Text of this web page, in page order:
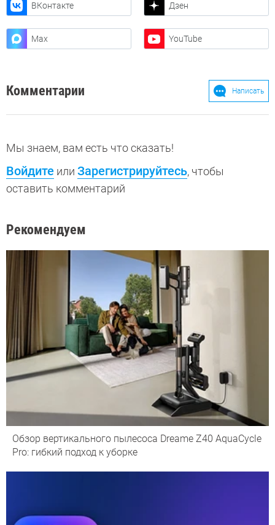
ВКонтакте Дзен
Max YouTube
Комментарии Написать
Мы знаем, вам есть что сказать!
Войдите или Зарегистрируйтесь, чтобы
оставить комментарий
Рекомендуем
Обзор вертикального пылесоса Dreame Z40 AquaCycle
Pro: гибкий подход к уборке